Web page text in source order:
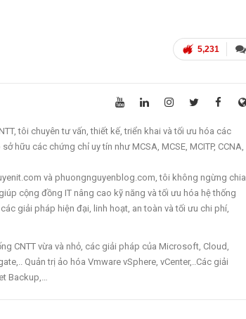
5,231
tôi chuyên tư vấn, thiết kế, triển khai và tối ưu hóa các
hữu các chứng chỉ uy tín như MCSA, MCSE, MCITP, CCNA,
và phuongnguyenblog.com, tôi không ngừng chia
cộng đồng IT nâng cao kỹ năng và tối ưu hóa hệ thống
giải pháp hiện đại, linh hoạt, an toàn và tối ưu chi phí,
CNTT vừa và nhỏ, các giải pháp của Microsoft, Cloud,
Quản trị ảo hóa Vmware vSphere, vCenter,..Các giải
Backup,…